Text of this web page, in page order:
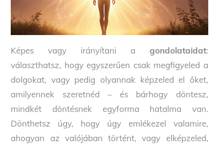
Képes vagy irányítani a gondolataidat:
választhatsz, hogy egyszerűen csak megfigyeled a
dolgokat, vagy pedig olyannak képzeled el őket,
amilyennek szeretnéd – és bárhogy döntesz,
mindkét döntésnek egyforma hatalma van.
Dönthetsz úgy, hogy úgy emlékezel valamire,
ahogyan az valójában történt, vagy elképzeled,